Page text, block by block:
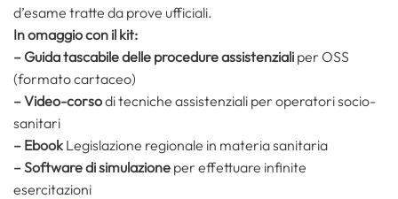
d’esame tratte da prove ufficiali.
In omaggio con il kit:
– Guida tascabile delle procedure assistenziali per OSS
(formato cartaceo)
– Video-corsodi tecniche assistenziali per operatori socio-
sanitari
– Ebook Legislazione regionale in materia sanitaria
– Software di simulazione per effettuare infinite
esercitazioni